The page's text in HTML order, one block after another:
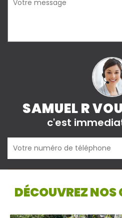
SAMUEL R
c'est
DÉCOUVREZ NOS